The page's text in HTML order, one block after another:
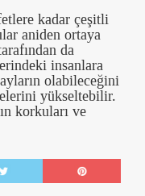
kadar çeşitli
aniden ortaya
da
insanlara
olabileceğini
yükseltebilir.
korkuları ve